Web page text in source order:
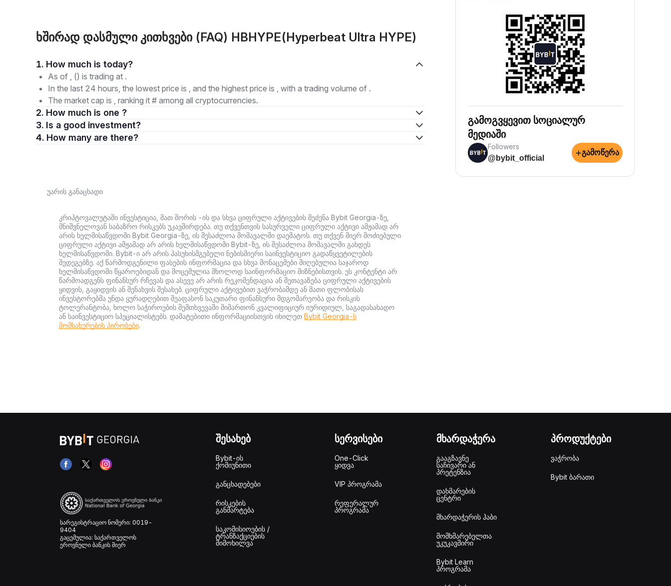
ხშირად დასმული კითხვები (FAQ) HBHYPE(Hyperbeat Ultra HYPE)
1. How much is today?
As of , () is trading at .
In the last 24 hours, the lowest price is , and the highest price is , with a trading volume of .
The market cap is , ranking it # among all cryptocurrencies.
2. How much is one ?
3. Is a good investment?
4. How many are there?
უარის განაცხადი
კრიპტოვალუტაში ინვესტიცია, მათ შორის -ის და სხვა ციფრული აქტივების შეძენა Bybit Georgia-ზე,
მნიშვნელოვან საბაზრო რისკებს უკავშირდება. თუ თქვენთვის სასურველი ციფრული აქტივი ამჟამად არ
არის ხელმისაწვდომი Bybit Georgia-ზე, ის შესაძლოა მომავალში დაემატოს. თუ თქვენ მიერ მოძიებული
ციფრული აქტივი ამჟამად არ არის ხელმისაწვდომი Bybit-ზე, ის შესაძლოა მომავალში გახდეს
ხელმისაწვდომი. Bybit-ი არ არის პასუხისმგებელი ნებისმიერი საინვესტიციო გადაწყვეტილების
შედეგებზე. აქ წარმოდგენილი ფასების ინფორმაცია და სხვა მონაცემები მიღებულია საჯაროდ
ხელმისაწვდომი წყაროებიდან და მოცემულია მხოლოდ საინფორმაციო მიზნებისთვის. ეს კონტენტი არ
წარმოადგენს ფინანსურ რჩევას და ასევე არ არის რეკომენდაცია ან შეთავაზება ციფრული აქტივების
ყიდვის, გაყიდვის ან შენახვის შესახებ. ციფრული აქტივებით ვაჭრობამდე ან მათი ფლობისას
ინვესტორებმა უნდა ყურადღებით შეაფასონ საკუთარი ფინანსური მდგომარეობა და რისკის
ტოლერანტობა, ხოლო საჭიროების შემთხვევაში მიმართონ კვალიფიციურ იურიდიულ, საგადასახადო
ან საინვესტიციო სპეციალისტებს. დამატებითი ინფორმაციისთვის იხილეთ Bybit Georgia-ს
მომსახურების პირობები.
გამოგვყევით სოციალურ
მედიაში
Followers
@bybit_official
+გამოწერა
სარეგისტრაციო ნომერი: 0019-
9404
გაცემულია: საქართველოს
ეროვნული ბანკის მიერ
შესახებ
Bybit-ის
ქომიუნითი
განცხადებები
რისკების
განმარტება
საკომისიოების /
ტრანზაქციების
მიმოხილვა
სერვისები
One-Click
ყიდვა
VIP პროგრამა
რეფერალურ
პროგრამა
მხარდაჭერა
გააგზავნე
საჩივარი ან
პრეტენზია
დახმარების
ცენტრი
მხარდაჭერის ჰაბი
მომხმარებელთა
უკუკავშირი
Bybit Learn
პროგრამა
პროდუქტები
ვაჭრობა
Bybit ბარათი